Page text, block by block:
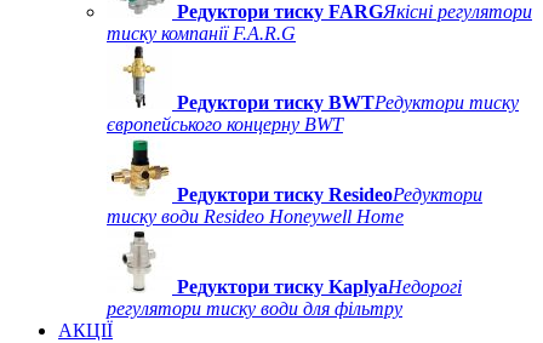
Редуктори тиску FARGЯкісні регулятори
тиску компанії F.A.R.G
Редуктори тиску BWTРедуктори тиску
європейського концерну BWT
Редуктори тиску ResideoРедуктори
тиску води Resideo Honeywell Home
Редуктори тиску KaplyaНедорогі
регулятори тиску води для фільтру
АКЦІЇ